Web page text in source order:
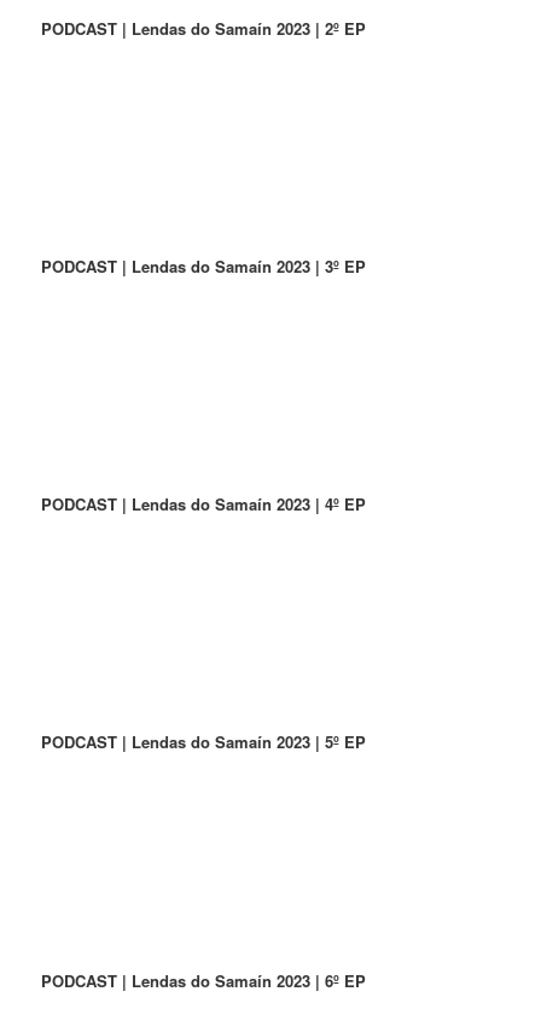
PODCAST | Lendas do Samaín 2023 | 2º EP
PODCAST | Lendas do Samaín 2023 | 3º EP
PODCAST | Lendas do Samaín 2023 | 4º EP
PODCAST | Lendas do Samaín 2023 | 5º EP
PODCAST | Lendas do Samaín 2023 | 6º EP